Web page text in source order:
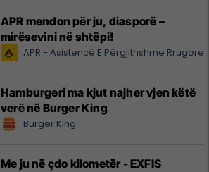
APR mendon për ju, diasporë –
mirësevini në shtëpi!
APR - Asistencë E Përgjithshme Rrugore
Hamburgeri ma kjut najher vjen këtë
verë në Burger King
Burger King
Me ju në çdo kilometër - EXFIS